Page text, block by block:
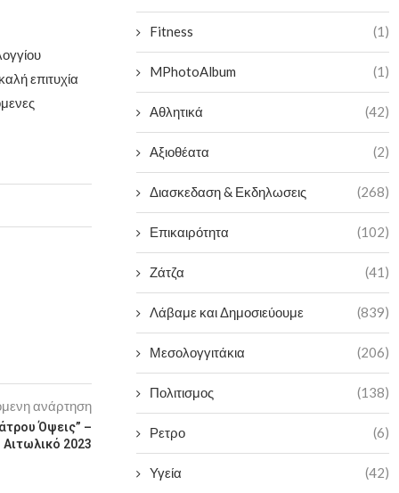
επιτυχία
ανάρτηση
Όψεις” –
Αιτωλικό 2023
Fitness (1)
MPhotoAlbum (1)
Αθλητικά (42)
Αξιοθέατα (2)
Διασκεδαση & Εκδηλωσεις (268)
Επικαιρότητα (102)
Ζάτζα (41)
Λάβαμε και Δημοσιεύουμε (839)
Μεσολογγιτάκια (206)
Πολιτισμος (138)
Ρετρο (6)
Υγεία (42)